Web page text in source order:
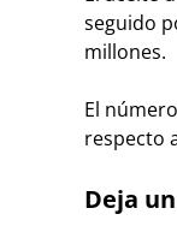
seguido
millones.
El
respecto
Deja